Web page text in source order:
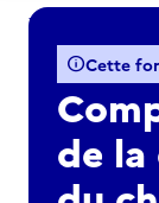
Voir le fil
infoCette
de